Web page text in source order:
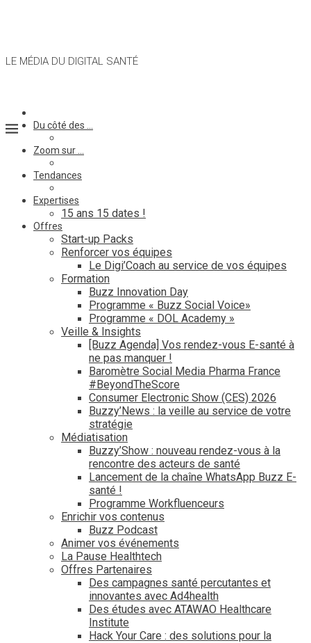
LE MÉDIA DU DIGITAL SANTÉ
Du côté des …
Zoom sur …
Tendances
Expertises
15 ans 15 dates !
Offres
Start-up Packs
Renforcer vos équipes
Le Digi’Coach au service de vos équipes
Formation
Buzz Innovation Day
Programme « Buzz Social Voice»
Programme « DOL Academy »
Veille & Insights
[Buzz Agenda] Vos rendez-vous E-santé à
ne pas manquer !
Baromètre Social Media Pharma France
#BeyondTheScore
Consumer Electronic Show (CES) 2026
Buzzy’News : la veille au service de votre
stratégie
Médiatisation
Buzzy’Show : nouveau rendez-vous à la
rencontre des acteurs de santé
Lancement de la chaîne WhatsApp Buzz E-
santé !
Programme Workfluenceurs
Enrichir vos contenus
Buzz Podcast
Animer vos événements
La Pause Healthtech
Offres Partenaires
Des campagnes santé percutantes et
innovantes avec Ad4health
Des études avec ATAWAO Healthcare
Institute
Hack Your Care : des solutions pour la